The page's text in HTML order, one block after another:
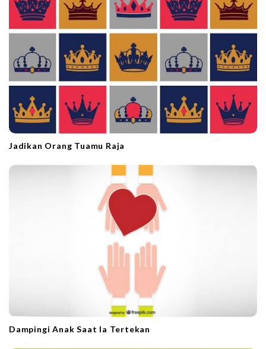
Jadikan Orang Tuamu Raja
Dampingi Anak Saat Ia Tertekan